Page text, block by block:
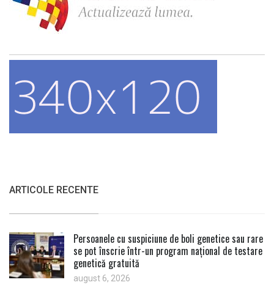
ARTICOLE RECENTE
Persoanele cu suspiciune de boli genetice sau rare
se pot înscrie într-un program național de testare
genetică gratuită
august 6, 2026